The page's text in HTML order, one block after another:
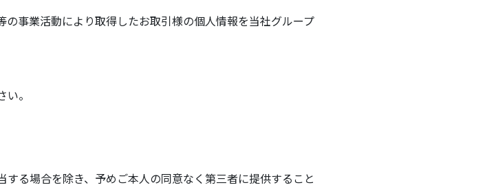
事業活動により取得したお取引様の個人情報を当社グループ
。
る場合を除き、予めご本人の同意なく第三者に提供すること